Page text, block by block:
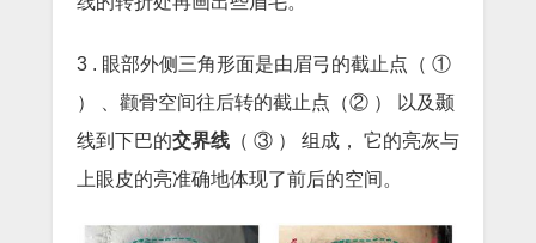
3 . 眼部外侧三角形面是由眉弓的截止点（ ①
） 、颧骨空间往后转的截止点（② ） 以及颞
线到下巴的交界线 （ ③ ） 组成， 它的亮灰与
上眼皮的亮准确地体现了前后的空间。